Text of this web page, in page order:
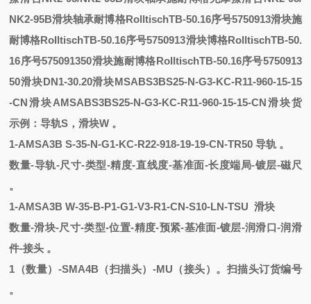
NK2-95B滑块轴承耐博格RolltischTB-50.16序号5750913滑块施
耐博格RolltischTB-50.16序号5750913滑块博格RolltischTB-50.
16序号575091350滑块施耐博格RolltischTB-50.16序号5750913
50滑块DN1-30.20滑块MSABS3BS25-N-G3-KC-R11-960-15-15
-CN滑块AMSABS3BS25-N-G3-KC-R11-960-15-15-CN滑块货
示例：导轨S，滑块W 。
1-AMSA3B S-35-N-G1-KC-R22-918-19-19-CN-TR50 导轨 。
数量-导轨-尺寸-类型-精度-直线度-基准面-长度端局-镀层-磁尺
。
1-AMSA3B W-35-B-P1-G1-V3-R1-CN-S10-LN-TSU 滑块
数量-滑块-尺寸-类型-位置-精度-预紧-基准面-镀层-润滑口-润滑
件-接头 。
1（数量）-SMA4B（扫描头）-MU（接头）。扫描头订货编号
。